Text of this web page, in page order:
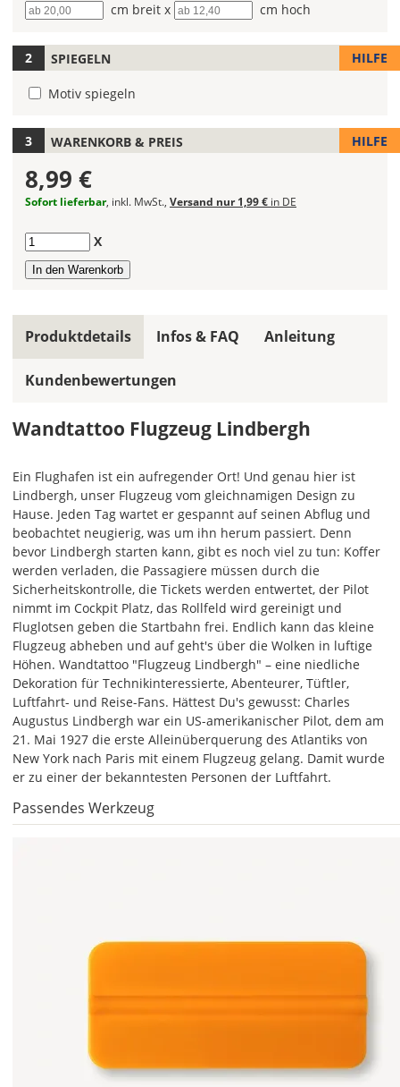
Du
Größe
Deines
Wandtattoos
Die
voreingestellte
Größe
die
erforderliche
Mindestgröße.
Wandtattoo
gespiegelt
werden?
Soll
das
Wandtattoo
gespiegelt
werden?
Bild
&
Breite cm breit x Höhe cm hoch
SPIEGELN HILFE
Motiv spiegeln
WARENKORB & PREIS HILFE
8,99 €
Sofort lieferbar, inkl. MwSt., Versand nur 1,99 € in DE
Anzahl X
Produktdetails
Wandtattoo Flugzeug Lindbergh
Passendes Werkzeug
Ein Flughafen ist ein aufregender Ort! Und genau hier ist
Lindbergh, unser Flugzeug vom gleichnamigen Design zu
Hause. Jeden Tag wartet er gespannt auf seinen Abflug und
beobachtet neugierig, was um ihn herum passiert. Denn
bevor Lindbergh starten kann, gibt es noch viel zu tun: Koffer
werden verladen, die Passagiere müssen durch die
Sicherheitskontrolle, die Tickets werden entwertet, der Pilot
nimmt im Cockpit Platz, das Rollfeld wird gereinigt und
Fluglotsen geben die Startbahn frei. Endlich kann das kleine
Flugzeug abheben und auf geht's über die Wolken in luftige
Höhen. Wandtattoo "Flugzeug Lindbergh" – eine niedliche
Dekoration für Technikinteressierte, Abenteurer, Tüftler,
Luftfahrt- und Reise-Fans. Hättest Du's gewusst: Charles
Augustus Lindbergh war ein US-amerikanischer Pilot, dem am
21. Mai 1927 die erste Alleinüberquerung des Atlantiks von
New York nach Paris mit einem Flugzeug gelang. Damit wurde
er zu einer der bekanntesten Personen der Luftfahrt.
Infos & FAQ Anleitung
Kundenbewertungen